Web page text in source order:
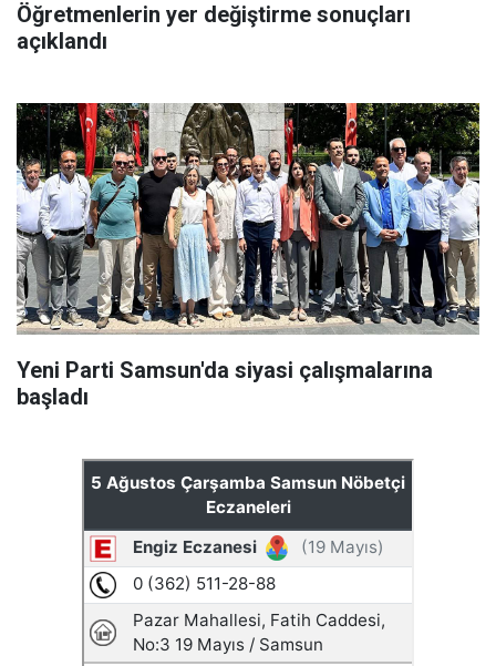
Öğretmenlerin yer değiştirme sonuçları
açıklandı
Yeni Parti Samsun'da siyasi çalışmalarına
başladı